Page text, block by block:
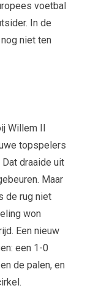
voetbal
In de
niet ten
Willem II
topspelers
draaide uit
Maar
de rug niet
won
Een nieuw
een 1-0
de palen, en